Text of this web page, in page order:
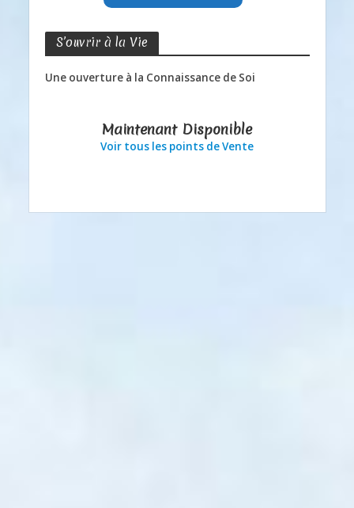
S’ouvrir à la Vie
Une ouverture à la Connaissance de Soi
Maintenant Disponible
Voir tous les points de Vente